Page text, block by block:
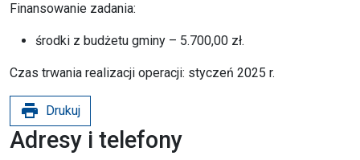
Finansowanie zadania:
środki z budżetu gminy – 5.700,00 zł.
Czas trwania realizacji operacji: styczeń 2025 r.
print Drukuj
Adresy i telefony